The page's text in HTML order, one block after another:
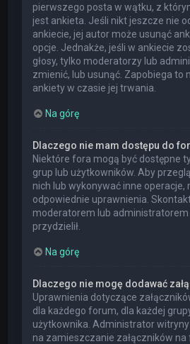
pierwszego posta w wątku, z
jest ankieta. Jeśli nikt jeszcze nie
ankiecie, jej autor może usunąć
opcje. Jednakże, jeśli w ankiecie
głosy, tylko moderatorzy lub
zmienić, lub usunąć. Zapobiega to
ankiety w czasie jej trwania.
Na górę
Dlaczego nie mam dostępu do
Niektóre fora mogą być dostępne
grup lub użytkowników. Aby
nich lub wykonywać inne operacje,
odpowiednie uprawnienia.
moderatorem lub administratorem
przydzielił.
Na górę
Dlaczego nie mogę dodawać
Uprawnienia dotyczące
dla każdego forum, dla każdej
użytkownika. Administrator
na zamieszczanie załączników